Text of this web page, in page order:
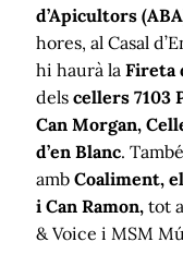
d’Apicultors
hores, al Casal
hi haurà la Fireta
dels cellers 7103
Can Morgan,
d’en Blanc.
amb Coaliment,
i Can Ramon, tot
& Voice i MSM